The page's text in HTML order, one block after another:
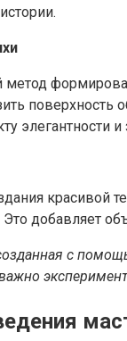
элегантности и
красивой
Это добавляет
созданная с
важно